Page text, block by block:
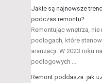
Jakie są najnowsze
podczas remontu?
Remontując wnętrza,
podłogach, które
aranżacji. W 2023 roku
podłogowych …
Remont poddasza: jak